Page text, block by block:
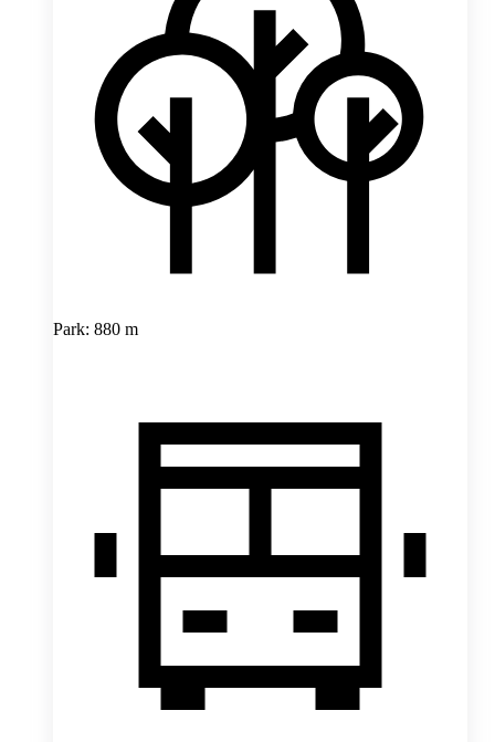
Park: 880 m